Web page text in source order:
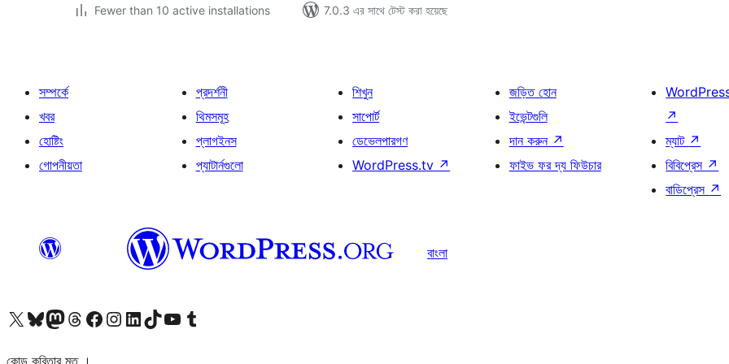
Fewer than 10 active installations
7.0.3 এর সাথে টেস্ট করা হয়েছে
সম্পর্কে
খবর
হোষ্টিং
গোপনীয়তা
প্রদর্শনী
থিমসমূহ
প্লাগইনস
প্যাটার্নগুলো
শিখুন
সাপোর্ট
ডেভেলপারগণ
WordPress.tv ↗
জড়িত হোন
ইভেন্টগুলি
দান করুন ↗
ফাইভ ফর দ্য ফিউচার
↗
ম্যাট ↗
বিবিপ্রেস ↗
বাডিপ্রেস ↗
বাংলা
আমাদের X (আগের টুইটার) অ্যাকাউন্টে যানআমাদের Bluesky অ্যাকাউন্টটি দেখুনআমাদের মাস্টোডন অ্যাকাউন্টটি দেখুনআমাদের থ্রেডস অ্যাকাউন্টটি দেখুনআমাদের ফেসবুক পেজ দেখুনআমাদের ইন্সটাগ্রাম অ্যাকাউন্ট দেখুনআমাদের লিঙ্কডইন অ্যাকাউন্টে যানআমাদের TikTok অ্যাকাউন্টটি দেখুনআমাদের ইউটিউব চ্যানেলে যান আমাদের টাম্বলার অ্যাকাউন্ট দেখুন
কোড কবিতার মত ।